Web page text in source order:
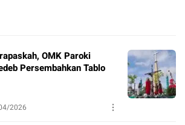
OMK Paroki
Persembahkan Tablo
2026